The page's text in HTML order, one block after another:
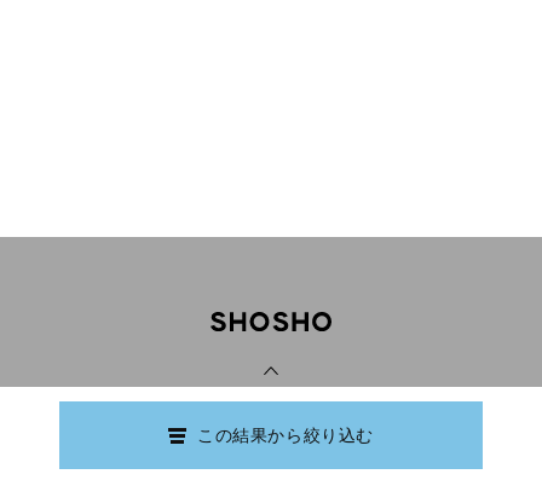
この結果から絞り込む
Copyright © Ishikawa Prefectural Library.